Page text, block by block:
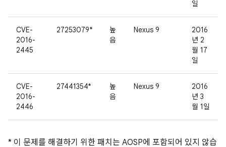
일
CVE-
2016-
2445
27253079*
높
음
Nexus 9
2016
년 2
월 17
일
CVE-
2016-
2446
27441354*
높
음
Nexus 9
2016
년 3
월 1일
* 이 문제를 해결하기 위한 패치는 AOSP에 포함되어 있지 않습